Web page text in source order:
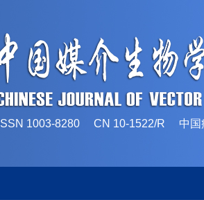
ISSN 1003-8280 CN 10-1522/R 中国